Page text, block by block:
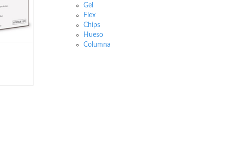
Gel
Flex
Chips
Hueso
Columna